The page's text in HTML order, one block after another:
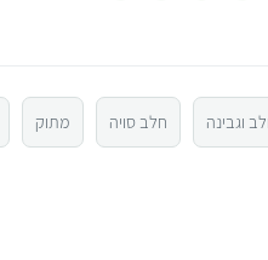
ך
וגבינה חלב סויה מתוק